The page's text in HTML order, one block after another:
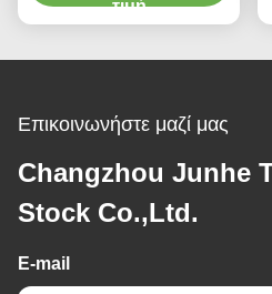
διάβρωσης
τιμή
Επικοινωνήστε μαζί μας
Changzhou Junhe
Stock Co.,Ltd.
E-mail